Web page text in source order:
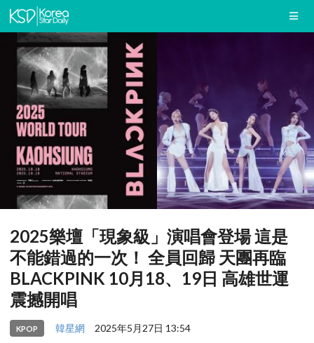
2025樂壇「現象級」演唱會登場 這是
不能錯過的一次！ 全員回歸 天團再臨
BLACKPINK 10月18、19日 高雄世運
震撼開唱
KPOP 韓星網 2025年5月27日 13:54